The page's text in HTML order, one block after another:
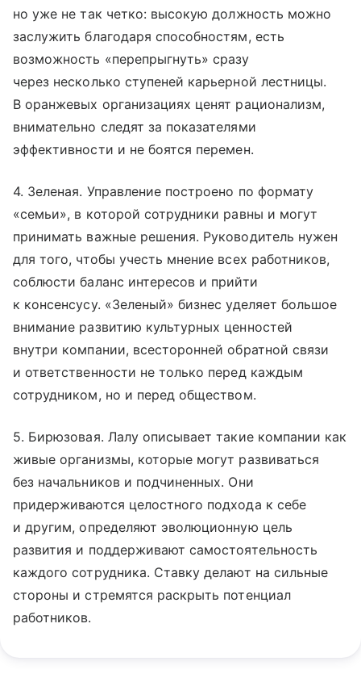
но уже не так четко: высокую должность можно
заслужить благодаря способностям, есть
возможность «перепрыгнуть» сразу
через несколько ступеней карьерной лестницы.
В оранжевых организациях ценят рационализм,
внимательно следят за показателями
эффективности и не боятся перемен.
4. Зеленая. Управление построено по формату
«семьи», в которой сотрудники равны и могут
принимать важные решения. Руководитель нужен
для того, чтобы учесть мнение всех работников,
соблюсти баланс интересов и прийти
к консенсусу. «Зеленый» бизнес уделяет большое
внимание развитию культурных ценностей
внутри компании, всесторонней обратной связи
и ответственности не только перед каждым
сотрудником, но и перед обществом.
5. Бирюзовая. Лалу описывает такие компании как
живые организмы, которые могут развиваться
без начальников и подчиненных. Они
придерживаются целостного подхода к себе
и другим, определяют эволюционную цель
развития и поддерживают самостоятельность
каждого сотрудника. Ставку делают на сильные
стороны и стремятся раскрыть потенциал
работников.